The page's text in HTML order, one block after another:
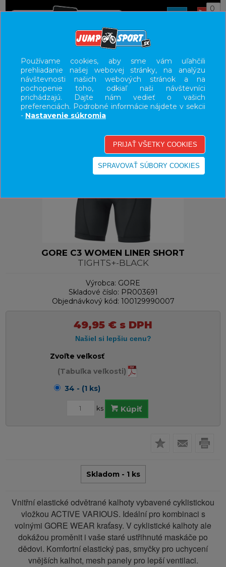
0
UŽÍVATEĽSKÝ PANEL
KATEGÓRIE
HLAVNÉ MENU
GORE C3 WOMEN LINER SHORT
TIGHTS+-BLACK
Výrobca: GORE
Skladové číslo: PR003691
Objednávkový kód: 100129990007
49,95 € s DPH
Zvoľte veľkosť
(Tabuľka veľkosti)
34 - (1 ks)
ks Kúpiť
Skladom - 1 ks
Vnitřní elastické odvětrané kalhoty vybavené cyklistickou
vložkou ACTIVE VARIOUS. Ideální pro kombinaci s
volnými GORE WEAR kraťasy. V cyklistické kalhoty ale
dokážou proměnit i vaše staré ustřihnuté maskáče po
dědovi. Komfortní elastický pas, smyčky pro uchycení
vnějších kalhot, mesh panely pro lepší ventilaci.
Používame cookies, aby sme vám uľahčili
prehliadanie našej webovej stránky, na analýzu
návštevnosti našich webových stránok a na
pochopenie toho, odkiaľ naši návštevníci
prichádzajú. Dajte nám vedieť o vašich
preferenciách. Podrobné informácie nájdete v sekcii
- Nastavenie súkromia